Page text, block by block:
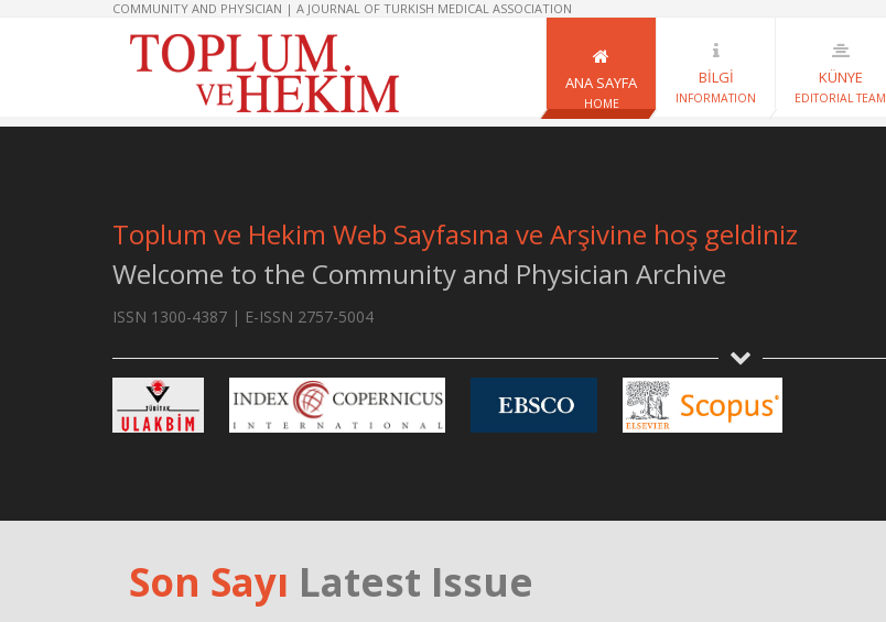
COMMUNITY AND PHYSICIAN | A JOURNAL OF TURKISH MEDICAL ASSOCIATION
ANA SAYFA
HOME
BİLGİ
INFORMATION
KÜNYE
EDITORIAL TEAM
Toplum ve Hekim Web Sayfasına ve Arşivine hoş geldiniz
Welcome to the Community and Physician Archive
ISSN 1300-4387 | E-ISSN 2757-5004
Son Sayı Latest Issue